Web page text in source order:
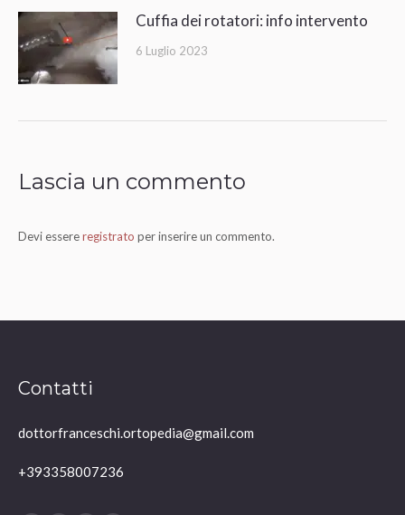
Cuffia dei rotatori: info intervento
6 Luglio 2023
Lascia un commento
Devi essereregistrato per inserire un commento.
Contatti
dottorfranceschi.ortopedia@gmail.com
+393358007236